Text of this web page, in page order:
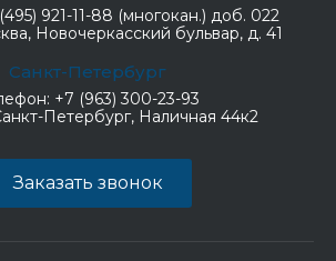
921-11-88 (многокан.) доб. 022
Новочеркасский бульвар, д. 41
Санкт-Петербург
+7 (963) 300-23-93
Петербург, Наличная 44к2
Заказать звонок